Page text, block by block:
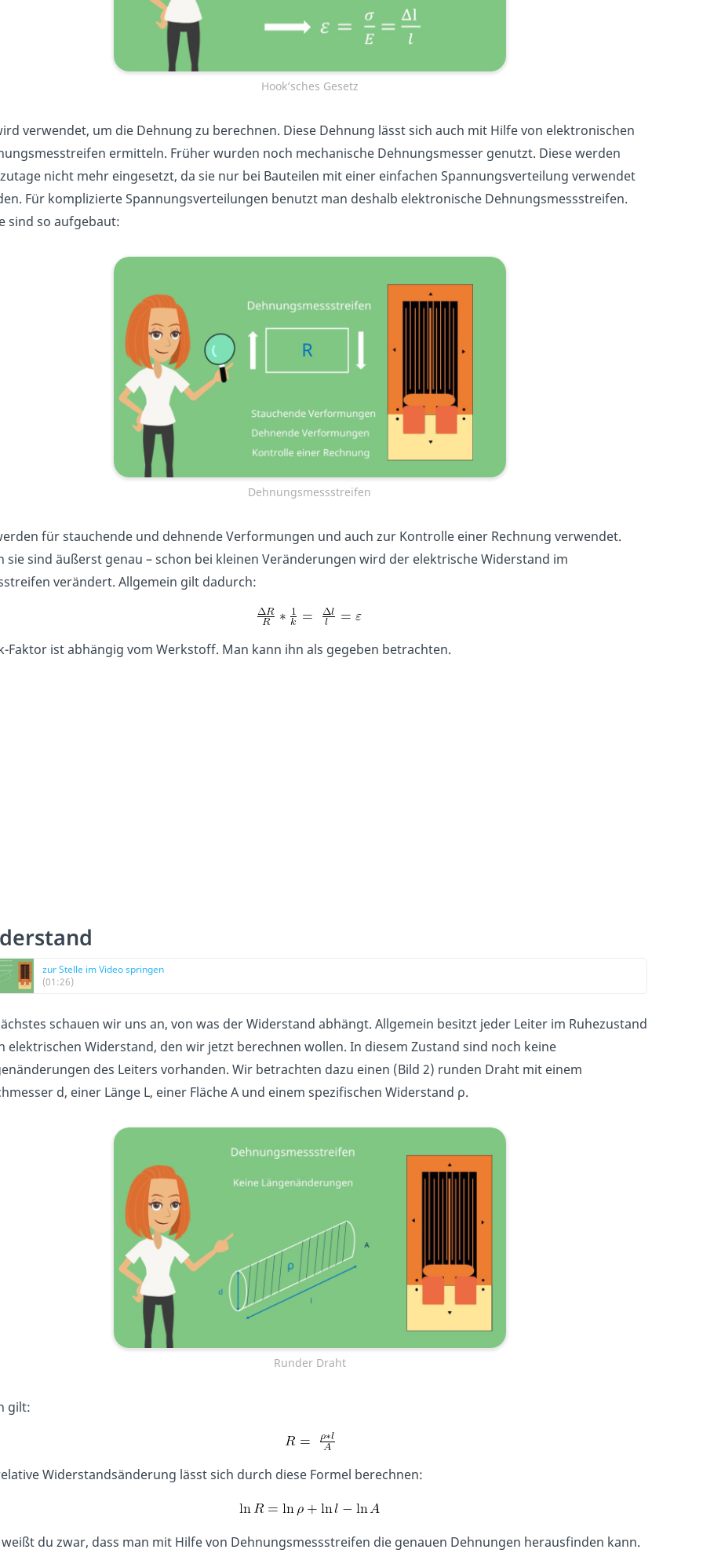
Hook’sches Gesetz
verwendet, um die Dehnung zu berechnen. Diese Dehnung lässt sich auch mit Hilfe von elektronischen
ermitteln. Früher wurden noch mechanische Dehnungsmesser genutzt. Diese werden
nicht mehr eingesetzt, da sie nur bei Bauteilen mit einer einfachen Spannungsverteilung verwendet
Für komplizierte Spannungsverteilungen benutzt man deshalb elektronische Dehnungsmessstreifen.
sind so aufgebaut:
Dehnungsmessstreifen
für stauchende und dehnende Verformungen und auch zur Kontrolle einer Rechnung verwendet.
sie sind äußerst genau – schon bei kleinen Veränderungen wird der elektrische Widerstand im
verändert. Allgemein gilt dadurch:
Faktor ist abhängig vom Werkstoff. Man kann ihn als gegeben betrachten.
zur Stelle im Video springen
(01:26)
schauen wir uns an, von was der Widerstand abhängt. Allgemein besitzt jeder Leiter im Ruhezustand
elektrischen Widerstand, den wir jetzt berechnen wollen. In diesem Zustand sind noch keine
des Leiters vorhanden. Wir betrachten dazu einen (Bild 2) runden Draht mit einem
d, einer Länge L, einer Fläche A und einem spezifischen Widerstand ρ.
Runder Draht
gilt:
Widerstandsänderung lässt sich durch diese Formel berechnen:
weißt du zwar, dass man mit Hilfe von Dehnungsmessstreifen die genauen Dehnungen herausfinden kann.